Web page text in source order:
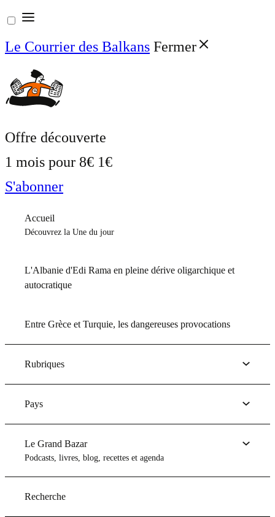
Aller
au
contenu
Le Courrier des Balkans Fermer
Offre découverte
1 mois pour 8€ 1€
S'abonner
Accueil
Découvrez la Une du jour
L'Albanie d'Edi Rama en pleine dérive oligarchique et
autocratique
Entre Grèce et Turquie, les dangereuses provocations
Rubriques
Pays
Le Grand Bazar
Podcasts, livres, blog, recettes et agenda
Recherche